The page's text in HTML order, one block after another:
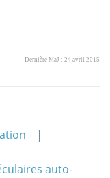
Dernière MaJ : 24 avril 2015
auto-